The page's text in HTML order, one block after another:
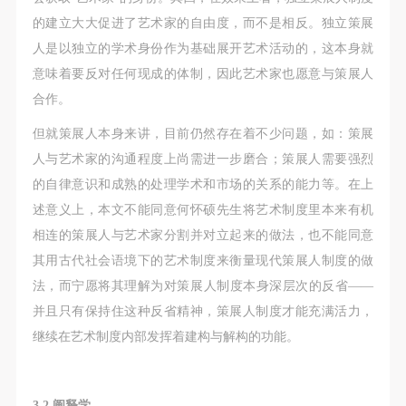
的建立大大促进了艺术家的自由度，而不是相反。独立策展
人是以独立的学术身份作为基础展开艺术活动的，这本身就
意味着要反对任何现成的体制，因此艺术家也愿意与策展人
合作。
但就策展人本身来讲，目前仍然存在着不少问题，如：策展
人与艺术家的沟通程度上尚需进一步磨合；策展人需要强烈
的自律意识和成熟的处理学术和市场的关系的能力等。在上
述意义上，本文不能同意何怀硕先生将艺术制度里本来有机
相连的策展人与艺术家分割并对立起来的做法，也不能同意
其用古代社会语境下的艺术制度来衡量现代策展人制度的做
法，而宁愿将其理解为对策展人制度本身深层次的反省——
并且只有保持住这种反省精神，策展人制度才能充满活力，
继续在艺术制度内部发挥着建构与解构的功能。